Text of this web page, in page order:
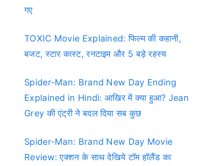
गए
TOXIC Movie Explained: फिल्म की कहानी,
बजट, स्टार कास्ट, रनटाइम और 5 बड़े रहस्य
Spider-Man: Brand New Day Ending
Explained in Hindi: आखिर में क्या हुआ? Jean
Grey की एंट्री ने बदल दिया सब कुछ
Spider-Man: Brand New Day Movie
Review: एक्शन के साथ देखिये टॉम हॉलैंड का